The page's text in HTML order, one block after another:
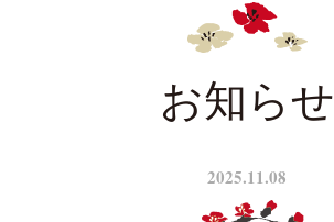
お知らせ
2025.11.08